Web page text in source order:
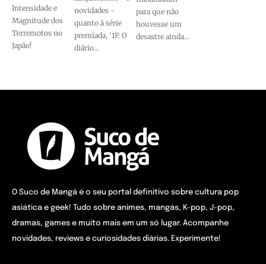
Intensidade e
Magnitude dos
Terremotos no
Japão!
novidades -
quanto à série
premiada, '1F: O
diário...
para que não
houvesse um
desastre ainda...
O Suco de Mangá é o seu portal definitivo sobre cultura pop
asiática e geek! Tudo sobre animes, mangás, K-pop, J-pop,
dramas, games e muito mais em um só lugar. Acompanhe
novidades, reviews e curiosidades diárias. Experimente!